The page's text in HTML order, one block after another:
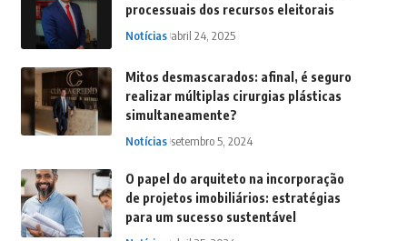
processuais dos recursos eleitorais
Notícias abril 24, 2025
Mitos desmascarados: afinal, é seguro
realizar múltiplas cirurgias plásticas
simultaneamente?
Notícias setembro 5, 2024
O papel do arquiteto na incorporação
de projetos imobiliários: estratégias
para um sucesso sustentável